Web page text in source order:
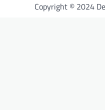
Copyright © 2024